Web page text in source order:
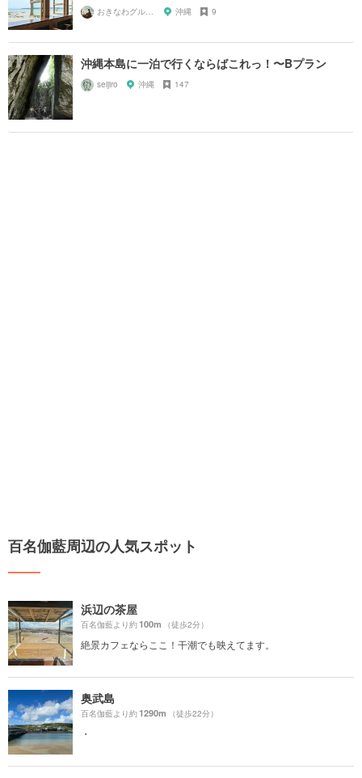
おきなわグルメガール🌺 沖縄 9
沖縄本島に一泊で行くならばこれっ！〜Bプラン
seijiro 沖縄 147
百名伽藍周辺の人気スポット
浜辺の茶屋
百名伽藍より約100m （徒歩2分）
絶景カフェならここ！干潮でも映えてます。
奥武島
百名伽藍より約1290m （徒歩22分）
・